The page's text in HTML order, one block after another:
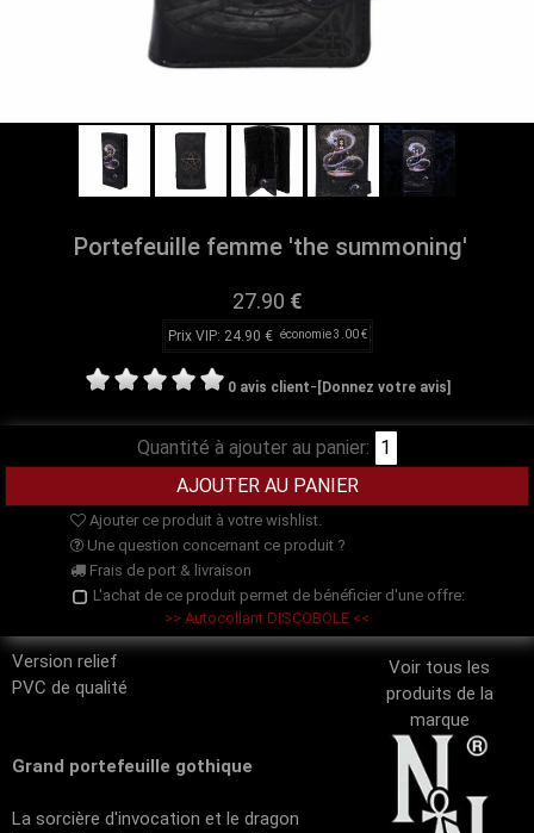
Portefeuille femme 'the summoning'
27.90 €
Prix VIP: 24.90 € économie 3.00 €
0 avis client- [Donnez votre avis]
Quantité à ajouter au panier:
Ajouter ce produit à votre wishlist.
Une question concernant ce produit ?
Frais de port & livraison
L'achat de ce produit permet de bénéficier d'une offre:
>> Autocollant DISCOBOLE <<
Voir tous les
produits de la
marque
Version relief
PVC de qualité
Grand portefeuille gothique
La sorcière d'invocation et le dragon